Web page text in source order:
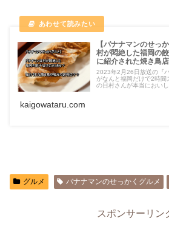
【バナナマンのせっ
村が悶絶した福岡の
に紹介された焼き鳥
2023年2月26日放送の『
がなんと福岡だけで2時間
の日村さんが本当におい
kaigowataru.com
グルメ バナナマンのせっかくグルメ
スポンサーリン